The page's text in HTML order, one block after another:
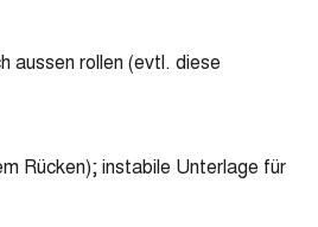
aussen rollen (evtl. diese
Rücken); instabile Unterlage für